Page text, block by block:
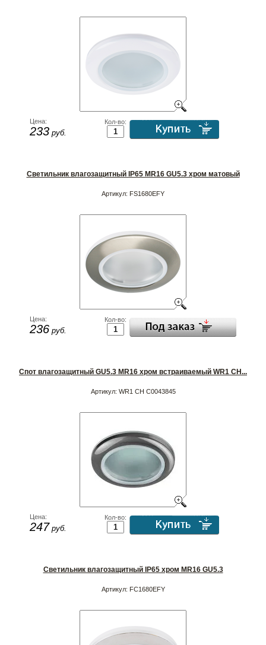
Цена:
233 руб.
Кол-во:
Светильник влагозащитный IP65 MR16 GU5.3 хром матовый
Артикул: FS1680EFY
Цена:
236 руб.
Кол-во:
Спот влагозащитный GU5.3 MR16 хром встраиваемый WR1 CH...
Артикул: WR1 CH C0043845
Цена:
247 руб.
Кол-во:
Светильник влагозащитный IP65 хром MR16 GU5.3
Артикул: FC1680EFY